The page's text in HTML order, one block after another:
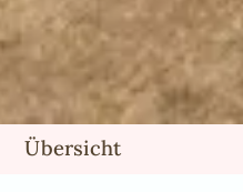
Übersicht